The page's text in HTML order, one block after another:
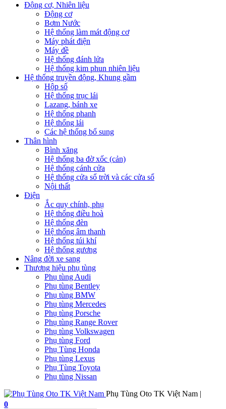
Động cơ, Nhiên liệu
Động cơ
Bơm Nước
Hệ thống làm mát động cơ
Máy phát điện
Máy đề
Hệ thống đánh lửa
Hệ thống kim phun nhiên liệu
Hệ thống truyền động, Khung gầm
Hộp số
Hệ thống trục lái
Lazang, bánh xe
Hệ thống phanh
Hệ thống lái
Các hệ thống bổ sung
Thân hình
Bình xăng
Hệ thống ba đờ xốc (cản)
Hệ thống cánh cửa
Hệ thống cửa sổ trời và các cửa sổ
Nội thất
Điện
Ắc quy chính, phụ
Hệ thống điều hoà
Hệ thống đèn
Hệ thống âm thanh
Hệ thống túi khí
Hệ thống gương
Nâng đời xe sang
Thương hiệu phụ tùng
Phụ tùng Audi
Phụ tùng Bentley
Phụ tùng BMW
Phụ tùng Mercedes
Phụ tùng Porsche
Phụ tùng Range Rover
Phụ tùng Volkswagen
Phụ tùng Ford
Phụ Tùng Honda
Phụ tùng Lexus
Phụ Tùng Toyota
Phụ tùng Nissan
Phụ Tùng Oto TK Việt Nam |
0